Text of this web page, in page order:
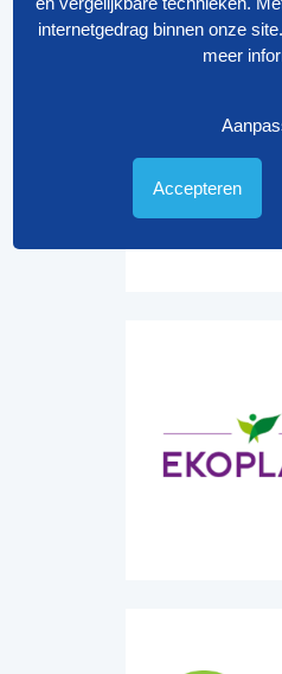
internetgedrag binnen onze
meer
Accepteren